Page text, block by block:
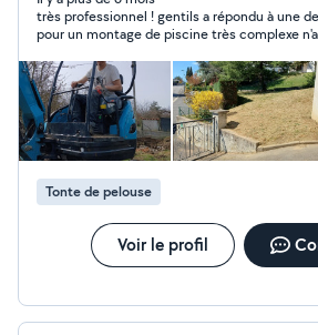
services, vous pouvez bénéficier
50 % sur les sommes engagées pour
personne, conformément à la
dispositif vous permet de réduire
mes prestations. N'hésitez pas à me contacter pour
discuter de vos besoins spécifiques
personnalisé. Zéro sept quatre vingt
cinq vingt sept quatre-vingt six.
très professionnel ! gentils a répondu à une
pour un montage de piscine très complexe
fermé merci encore
Tonte de pelouse
Voir le profil